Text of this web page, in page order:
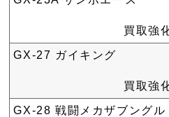
買取強
GX-27 ガイキング
買取強
GX-28 戦闘メカザブングル